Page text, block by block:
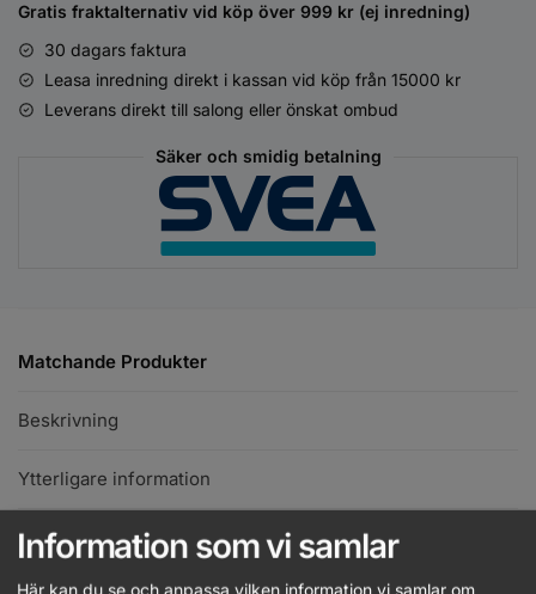
Gratis fraktalternativ vid köp över 999 kr (ej inredning)
30 dagars faktura
Leasa inredning direkt i kassan vid köp från 15000 kr
Leverans direkt till salong eller önskat ombud
Säker och smidig betalning
Matchande Produkter
Beskrivning
Ytterligare information
All 3 5 6 7 8 9
Information som vi samlar